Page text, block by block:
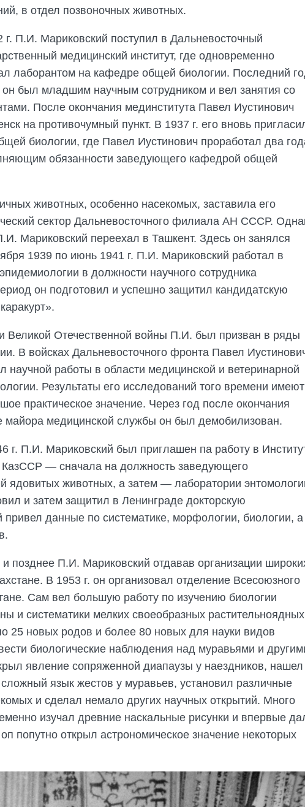
в отдел позвоночных животных.
г. П.И. Мариковский поступил в Дальневосточный
медицинский институт, где одновременно
лаборантом на кафедре общей биологии. Последний
был младшим научным сотрудником и вел занятия со
После окончания мединститута Павел Иустинович
на противочумный пункт. В 1937 г. его вновь
биологии, где Павел Иустинович проработал два
обязанности заведующего кафедрой общей
животных, особенно насекомых, заставила его
сектор Дальневосточного филиала АН СССР.
Мариковский переехал в Ташкент. Здесь он занялся
1939 по июнь 1941 г. П.И. Мариковский работал в
в должности научного сотрудника
он подготовил и успешно защитил кандидатскую
Великой Отечественной войны П.И. был призван в ряды
В войсках Дальневосточного фронта Павел
научной работы в области медицинской и ветеринарной
Результаты его исследований того времени
практическое значение. Через год после окончания
майора медицинской службы он был демобилизован.
г. П.И. Мариковский был приглашен па работу в
КазССР — сначала на должность заведующего
ядовитых животных, а затем — лаборатории
и затем защитил в Ленинграде докторскую
данные по систематике, морфологии, биологии, а
позднее П.И. Мариковский отдавав организации
В 1953 г. он организовал отделение Всесоюзного
Сам вел большую работу по изучению биологии
и систематики мелких своеобразных растительноядных
новых родов и более 80 новых для науки видов
биологические наблюдения над муравьями и
явление сопряженной диапаузы у наездников, нашел
язык жестов у муравьев, установил различные
и сделал немало других научных открытий. Много
изучал древние наскальные рисунки и впервые
попутно открыл астрономическое значение некоторых